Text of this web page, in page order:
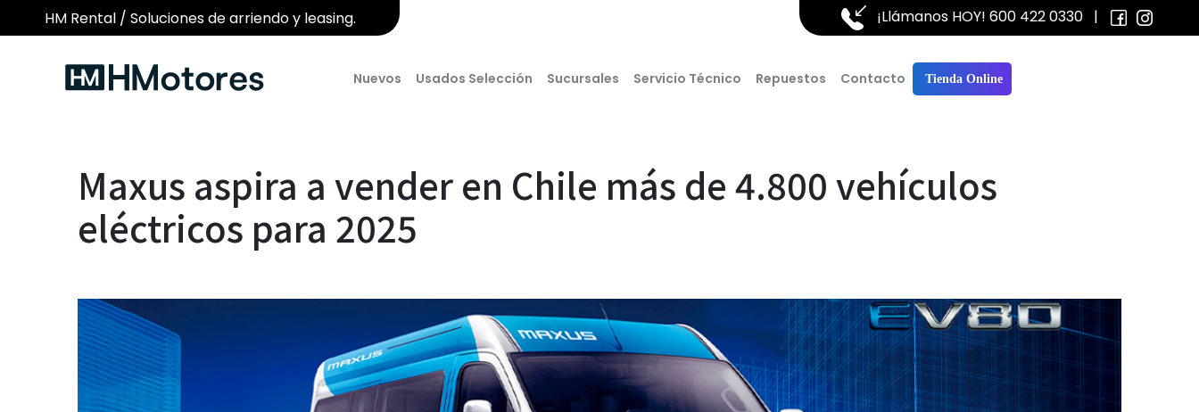
HM Rental / Soluciones de arriendo y leasing. ¡Llámanos HOY! 600 422 0330 |
Nuevos Usados Selección Sucursales Servicio Técnico Repuestos Contacto Tienda Online
Maxus aspira a vender en Chile más de 4.800 vehículos
eléctricos para 2025